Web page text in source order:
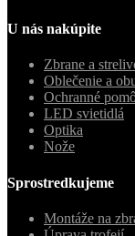
U nás nakúpite
Zbrane a
Oblečenie a
Ochranné
LED svietidlá
Optika
Nože
Sprostredkujeme
Montáže na